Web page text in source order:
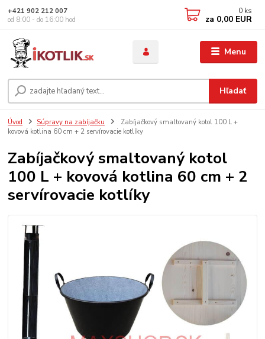
Menu
Hľadať
+421 902 212 007
od 8:00 - do 16:00 hod
0 ks
za 0,00 EUR
Úvod Súpravy na zabíjačku
Zabíjačkový smaltovaný kotol 100 L +
kovová kotlina 60 cm + 2 servírovacie kotlíky
Zabíjačkový smaltovaný kotol
100 L + kovová kotlina 60 cm + 2
servírovacie kotlíky